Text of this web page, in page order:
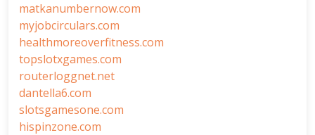
matkanumbernow.com
myjobcirculars.com
healthmoreoverfitness.com
topslotxgames.com
routerloggnet.net
dantella6.com
slotsgamesone.com
hispinzone.com